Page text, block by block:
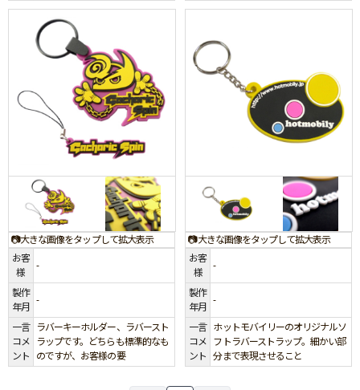
📷大きな画像をタップして拡大表示
お客
様
-
製作
年月
-
一言
コメ
ント
ラバーキーホルダー、ラバースト
ラップです。どちらも標準的なも
のですが、お客様の要
📷大きな画像をタップして拡大表示
お客
様
-
製作
年月
-
一言
コメ
ント
ホットモバイリーのオリジナルソ
フトラバーストラップ。細かい部
分まで表現させること